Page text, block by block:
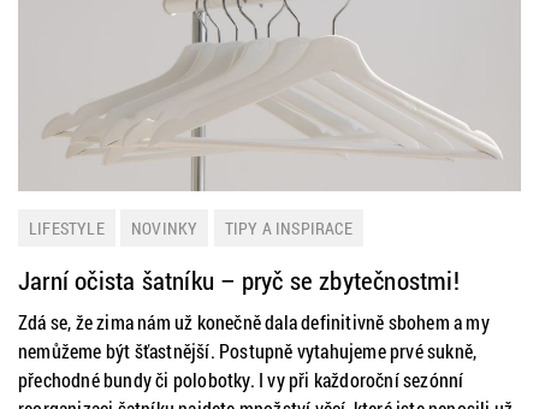
LIFESTYLE NOVINKY TIPY A INSPIRACE
Jarní očista šatníku – pryč se zbytečnostmi!
Zdá se, že zima nám už konečně dala definitivně sbohem a my
nemůžeme být šťastnější. Postupně vytahujeme prvé sukně,
přechodné bundy či polobotky. I vy při každoroční sezónní